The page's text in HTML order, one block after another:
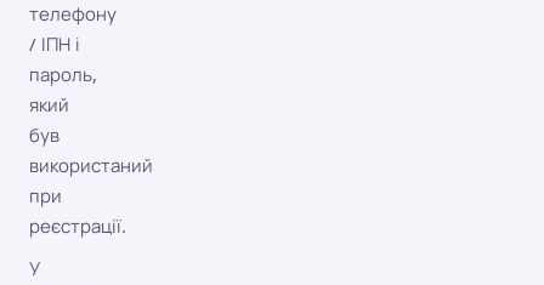
телефону
/ ІПН і
пароль,
який
був
використаний
при
реєстрації.
У